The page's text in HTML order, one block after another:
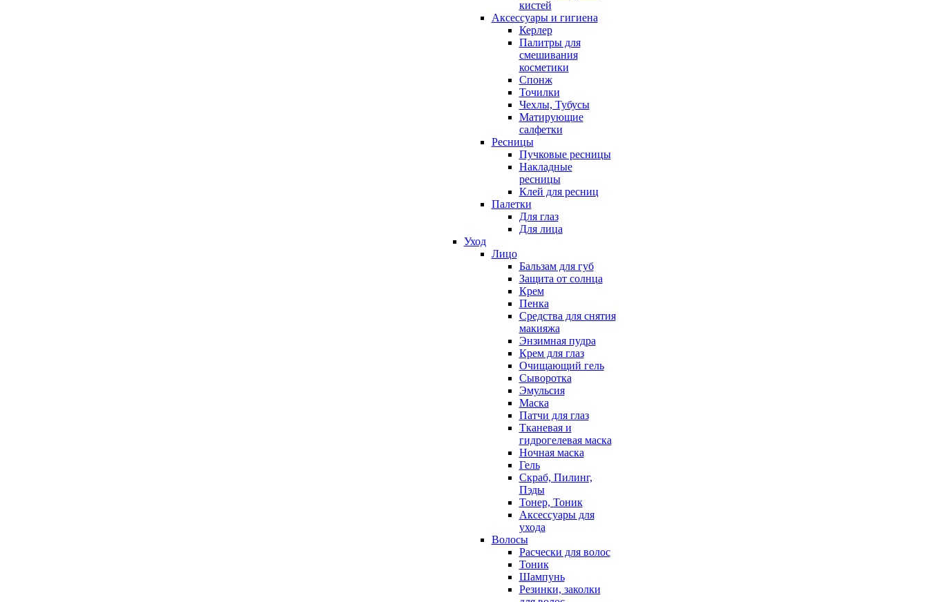
кистей
Аксессуары и гигиена
Керлер
Палитры для
смешивания
косметики
Спонж
Точилки
Чехлы, Тубусы
Матирующие
салфетки
Ресницы
Пучковые ресницы
Накладные
ресницы
Клей для ресниц
Палетки
Для глаз
Для лица
Уход
Лицо
Бальзам для губ
Защита от солнца
Крем
Пенка
Средства для снятия
макияжа
Энзимная пудра
Крем для глаз
Очищающий гель
Сыворотка
Эмульсия
Маска
Патчи для глаз
Тканевая и
гидрогелевая маска
Ночная маска
Гель
Скраб, Пилинг,
Пэды
Тонер, Тоник
Аксессуары для
ухода
Волосы
Расчески для волос
Тоник
Шампунь
Резинки, заколки